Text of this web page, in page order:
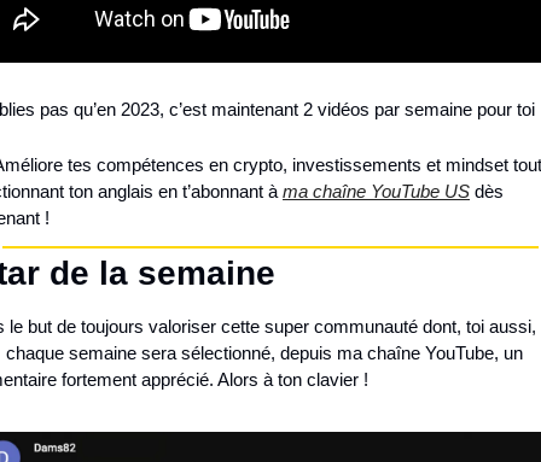
pas qu’en 2023, c’est maintenant 2 vidéos par semaine pour toi
tes compétences en crypto, investissements et mindset
ton anglais en t’abonnant à ma chaîne YouTube US dès
!
de la semaine
le but de toujours valoriser cette super communauté dont, toi aussi,
chaque semaine sera sélectionné, depuis ma chaîne YouTube, un
fortement apprécié. Alors à ton clavier !